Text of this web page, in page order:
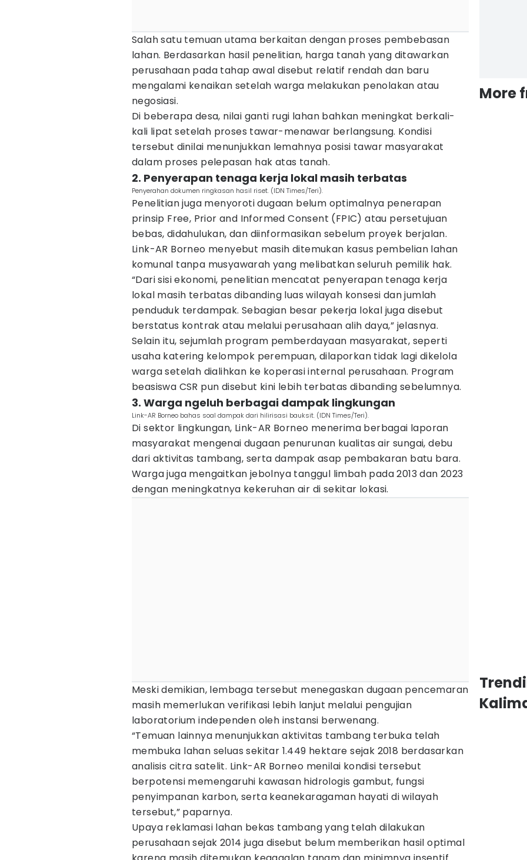
Salah satu temuan utama berkaitan dengan proses pembebasan
lahan. Berdasarkan hasil penelitian, harga tanah yang ditawarkan
perusahaan pada tahap awal disebut relatif rendah dan baru
mengalami kenaikan setelah warga melakukan penolakan atau
negosiasi.
Di beberapa desa, nilai ganti rugi lahan bahkan meningkat berkali-
kali lipat setelah proses tawar-menawar berlangsung. Kondisi
tersebut dinilai menunjukkan lemahnya posisi tawar masyarakat
dalam proses pelepasan hak atas tanah.
2. Penyerapan tenaga kerja lokal masih terbatas
Penyerahan dokumen ringkasan hasil riset. (IDN Times/Teri).
Penelitian juga menyoroti dugaan belum optimalnya penerapan
prinsip Free, Prior and Informed Consent (FPIC) atau persetujuan
bebas, didahulukan, dan diinformasikan sebelum proyek berjalan.
Link-AR Borneo menyebut masih ditemukan kasus pembelian lahan
komunal tanpa musyawarah yang melibatkan seluruh pemilik hak.
“Dari sisi ekonomi, penelitian mencatat penyerapan tenaga kerja
lokal masih terbatas dibanding luas wilayah konsesi dan jumlah
penduduk terdampak. Sebagian besar pekerja lokal juga disebut
berstatus kontrak atau melalui perusahaan alih daya,” jelasnya.
Selain itu, sejumlah program pemberdayaan masyarakat, seperti
usaha katering kelompok perempuan, dilaporkan tidak lagi dikelola
warga setelah dialihkan ke koperasi internal perusahaan. Program
beasiswa CSR pun disebut kini lebih terbatas dibanding sebelumnya.
3. Warga ngeluh berbagai dampak lingkungan
Link-AR Borneo bahas soal dampak dari hilirisasi bauksit. (IDN Times/Teri).
Di sektor lingkungan, Link-AR Borneo menerima berbagai laporan
masyarakat mengenai dugaan penurunan kualitas air sungai, debu
dari aktivitas tambang, serta dampak asap pembakaran batu bara.
Warga juga mengaitkan jebolnya tanggul limbah pada 2013 dan 2023
dengan meningkatnya kekeruhan air di sekitar lokasi.
Meski demikian, lembaga tersebut menegaskan dugaan pencemaran
masih memerlukan verifikasi lebih lanjut melalui pengujian
laboratorium independen oleh instansi berwenang.
“Temuan lainnya menunjukkan aktivitas tambang terbuka telah
membuka lahan seluas sekitar 1.449 hektare sejak 2018 berdasarkan
analisis citra satelit. Link-AR Borneo menilai kondisi tersebut
berpotensi memengaruhi kawasan hidrologis gambut, fungsi
penyimpanan karbon, serta keanekaragaman hayati di wilayah
tersebut,” paparnya.
Upaya reklamasi lahan bekas tambang yang telah dilakukan
perusahaan sejak 2014 juga disebut belum memberikan hasil optimal
More